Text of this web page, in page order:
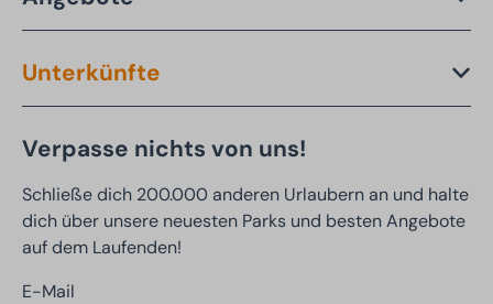
Unterkünfte
Verpasse nichts von uns!
Schließe dich 200.000 anderen Urlaubern an und halte
dich über unsere neuesten Parks und besten Angebote
auf dem Laufenden!
E-Mail